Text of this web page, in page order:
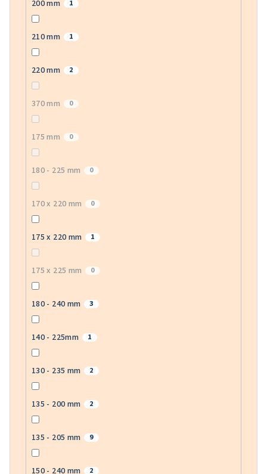
200 mm 1
210 mm 1
220 mm 2
370 mm 0
175 mm 0
180 - 225 mm 0
170 x 220 mm 0
175 x 220 mm 1
175 x 225 mm 0
180 - 240 mm 3
140 - 225mm 1
130 - 235 mm 2
135 - 200 mm 2
135 - 205 mm 9
150 - 240 mm 2